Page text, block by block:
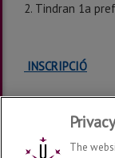
2. Tindran 1a
INSCRIPCIÓ
The